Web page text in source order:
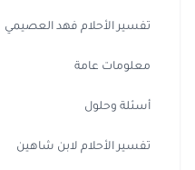
تفسير الأحلام فهد العصيمي
معلومات عامة
أسئلة وحلول
تفسير الأحلام لابن شاهين